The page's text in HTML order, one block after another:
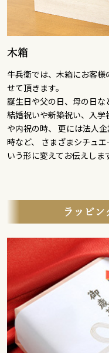
木箱
牛兵衛では、木箱にお客
せて頂きます。
誕生日や父の日、母の日な
結婚祝いや新築祝い、入
や内祝の時、 更には法人
時など、 さまざまシチュ
いう形に変えてお伝えしま
ラッピン